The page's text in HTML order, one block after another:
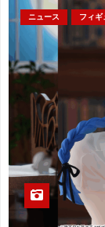
ニュース フィギ